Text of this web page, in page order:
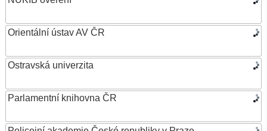
Orientální ústav AV ČR
Ostravská univerzita
Parlamentní knihovna ČR